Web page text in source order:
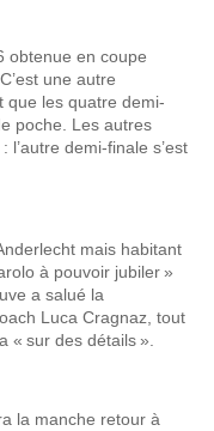
obtenue en coupe
une autre
que les quatre demi-
poche. Les autres
demi-finale s’est
mais habitant
à pouvoir jubiler »
a salué la
Luca Cragnaz, tout
« sur des détails ».
la manche retour à